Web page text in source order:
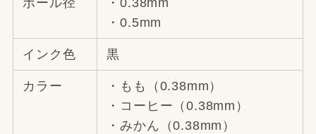
ボール径
・0.38mm
・0.5mm
インク色 黒
カラー
・もも（0.38mm）
・コーヒー（0.38mm）
・みかん（0.38mm）